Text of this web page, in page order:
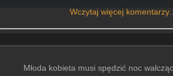
Wczytaj więcej
Młoda kobieta musi spędzić noc